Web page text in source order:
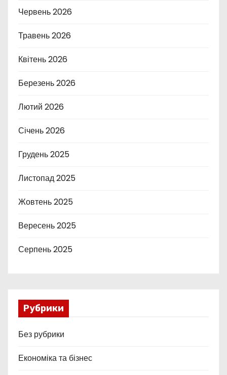
Червень 2026
Травень 2026
Квітень 2026
Березень 2026
Лютий 2026
Січень 2026
Грудень 2025
Листопад 2025
Жовтень 2025
Вересень 2025
Серпень 2025
Рубрики
Без рубрики
Економіка та бізнес